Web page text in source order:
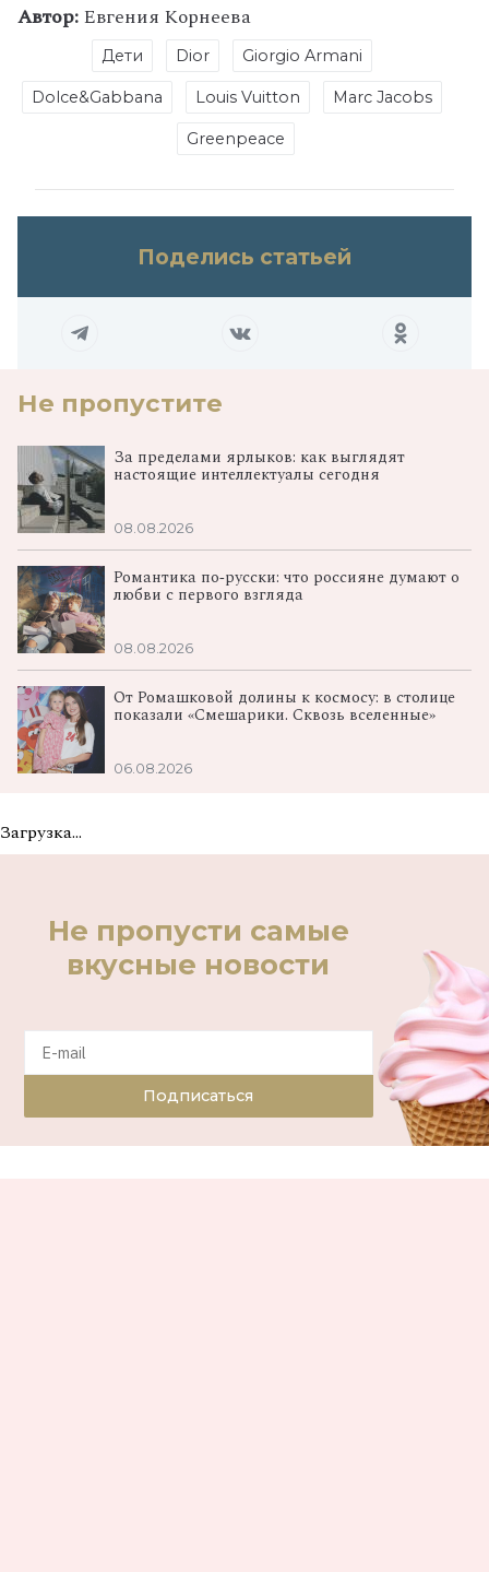
Автор:Евгения Корнеева
Дети Dior Giorgio Armani
Dolce&Gabbana Louis Vuitton Marc Jacobs
Greenpeace
Поделись статьей
Не пропустите
За пределами ярлыков: как выглядят
настоящие интеллектуалы сегодня
08.08.2026
Романтика по‑русски: что россияне думают о
любви с первого взгляда
08.08.2026
От Ромашковой долины к космосу: в столице
показали «Смешарики. Сквозь вселенные»
06.08.2026
Загрузка...
Не пропусти самые
вкусные новости
Подписаться